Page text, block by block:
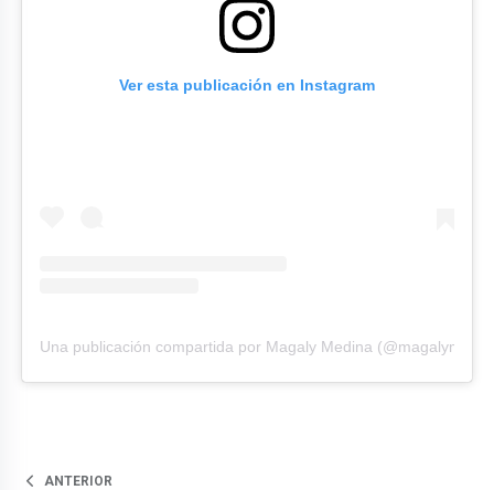
Ver esta publicación en Instagram
Una publicación compartida por Magaly Medina
ANTERIOR